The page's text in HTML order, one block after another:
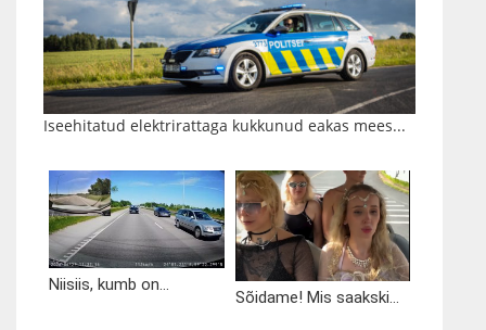
Iseehitatud elektrirattaga kukkunud eakas mees...
Niisiis, kumb on...
Sõidame! Mis saakski...